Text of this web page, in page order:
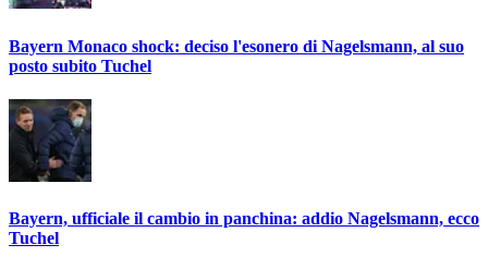
Bayern Monaco shock: deciso l'esonero di Nagelsmann, al suo
posto subito Tuchel
Bayern, ufficiale il cambio in panchina: addio Nagelsmann, ecco
Tuchel